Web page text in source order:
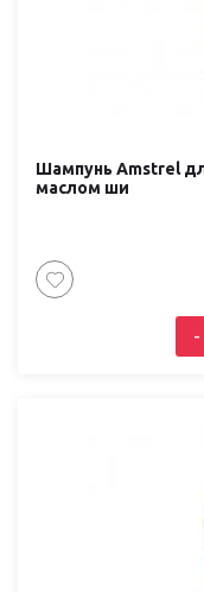
Шампунь Amstrel
маслом ши
-